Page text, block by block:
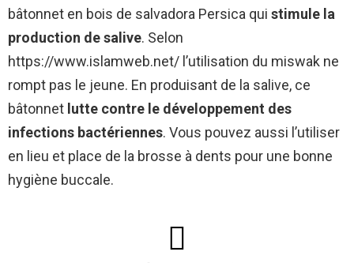
bâtonnet en bois de salvadora Persica qui stimule la
production de salive. Selon
https://www.islamweb.net/ l’utilisation du miswak ne
rompt pas le jeune. En produisant de la salive, ce
bâtonnet lutte contre le développement des
infections bactériennes. Vous pouvez aussi l’utiliser
en lieu et place de la brosse à dents pour une bonne
hygiène buccale.